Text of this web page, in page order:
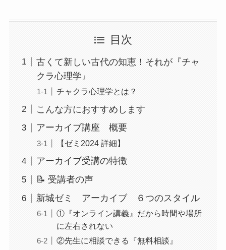
目次
古くて新しい古代の知恵！それが『チャ
クラ心理学』
チャクラ心理学とは？
こんな方におすすめします
アーカイブ講座 概要
【ゼミ2024 詳細】
アーカイブ受講の特徴
📝 受講者の声
新城ゼミ アーカイブ ６つのスタイル
①『オンライン講義』だから時間や場所
に左右されない
②先生に相談できる『無料相談』